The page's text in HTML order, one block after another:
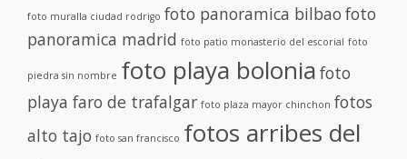
foto muralla ciudad rodrigo foto panoramica bilbao foto
panoramica madrid foto patio monasterio del escorial foto
piedra sin nombre foto playa bolonia foto
playa faro de trafalgar foto plaza mayor chinchon fotos
alto tajo foto san francisco fotos arribes del